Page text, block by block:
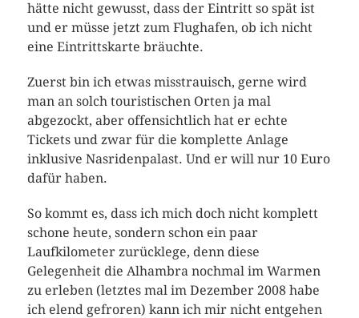
hätte nicht gewusst, dass der Eintritt so spät ist
und er müsse jetzt zum Flughafen, ob ich nicht
eine Eintrittskarte bräuchte.
Zuerst bin ich etwas misstrauisch, gerne wird
man an solch touristischen Orten ja mal
abgezockt, aber offensichtlich hat er echte
Tickets und zwar für die komplette Anlage
inklusive Nasridenpalast. Und er will nur 10 Euro
dafür haben.
So kommt es, dass ich mich doch nicht komplett
schone heute, sondern schon ein paar
Laufkilometer zurücklege, denn diese
Gelegenheit die Alhambra nochmal im Warmen
zu erleben (letztes mal im Dezember 2008 habe
ich elend gefroren) kann ich mir nicht entgehen